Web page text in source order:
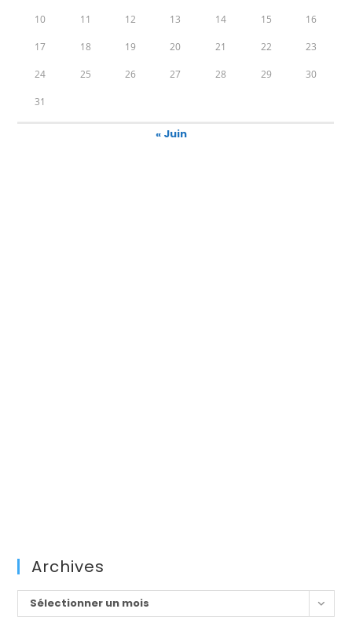
10 11 12 13 14 15 16
17 18 19 20 21 22 23
24 25 26 27 28 29 30
31
« Juin
Archives
Archives
Sélectionner un mois